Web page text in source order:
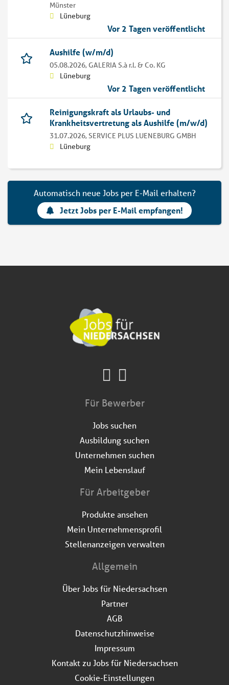
Münster
Lüneburg
Vor 2 Tagen veröffentlicht
Aushilfe (w/m/d)
05.08.2026, GALERIA S.à r.l. & Co. KG
Lüneburg
Vor 2 Tagen veröffentlicht
Reinigungskraft als Urlaubs- und
Krankheitsvertretung als Aushilfe (m/w/d)
31.07.2026,SERVICE PLUS LUENEBURG GMBH
Lüneburg
Automatisch neue Jobs per E-Mail erhalten?
Jetzt Jobs per E-Mail empfangen!
Für Bewerber
Jobs suchen
Ausbildung suchen
Unternehmen suchen
Mein Lebenslauf
Für Arbeitgeber
Produkte ansehen
Mein Unternehmensprofil
Stellenanzeigen verwalten
Allgemein
Über Jobs für Niedersachsen
Partner
AGB
Datenschutzhinweise
Impressum
Kontakt zu Jobs für Niedersachsen
Cookie-Einstellungen